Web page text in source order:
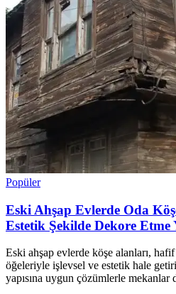
Popüler
Eski Ahşap Evlerde Oda
Estetik Şekilde Dekore Etme
Eski ahşap evlerde köşe alanları,
öğeleriyle işlevsel ve estetik hale
yapısına uygun çözümlerle mekanlar